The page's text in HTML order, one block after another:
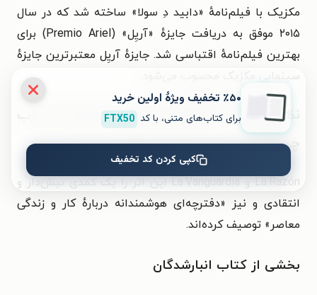
مکزیک با فیلم‌نامهٔ «دابیددِ سولا» ساخته شد که در سال
۲۰۱۵ موفق به دریافت جایزهٔ «آریِل» (Premio Ariel) برای
بهترین فیلم‌نامهٔ اقتباسی شد. جایزهٔ آریِل معتبرترین جایزهٔ
سینمایی مکزیک محسوب می‌شود.
نظر افراد یا مجله‌های مشهور درباره این کتاب
چیست؟
La Razón و La Vanguardia این اثر را یک کمدی نیش‌دار و
انتقادی و نیز «دفترچه‌ای هوشمندانه دربارهٔ کار و زندگی
معاصر» توصیف کرده‌اند.
بخشی از کتاب انبارشدگان
٪۵۰ تخفیف ویژۀ اولین خرید
برای کتاب‌های متنی، با کد FTX50
کپی کردن کد تخفیف